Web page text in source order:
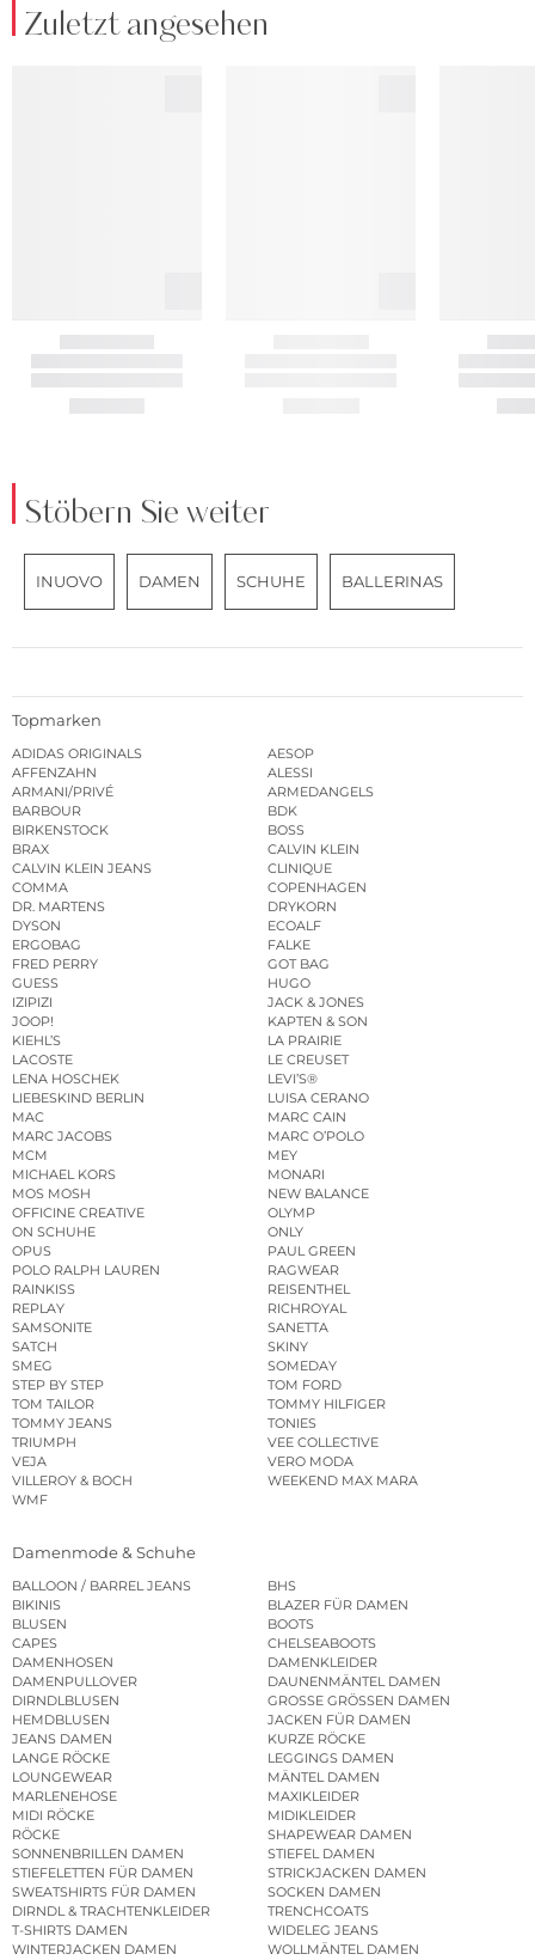
Zuletzt angesehen
Stöbern Sie weiter
INUOVO DAMEN SCHUHE BALLERINAS
Topmarken
ADIDAS ORIGINALS
AESOP
AFFENZAHN
ALESSI
ARMANI/PRIVÉ
ARMEDANGELS
BARBOUR
BDK
BIRKENSTOCK
BOSS
BRAX
CALVIN KLEIN
CALVIN KLEIN JEANS
CLINIQUE
COMMA
COPENHAGEN
DR. MARTENS
DRYKORN
DYSON
ECOALF
ERGOBAG
FALKE
FRED PERRY
GOT BAG
GUESS
HUGO
IZIPIZI
JACK & JONES
JOOP!
KAPTEN & SON
KIEHL’S
LA PRAIRIE
LACOSTE
LE CREUSET
LENA HOSCHEK
LEVI’S®
LIEBESKIND BERLIN
LUISA CERANO
MAC
MARC CAIN
MARC JACOBS
MARC O’POLO
MCM
MEY
MICHAEL KORS
MONARI
MOS MOSH
NEW BALANCE
OFFICINE CREATIVE
OLYMP
ON SCHUHE
ONLY
OPUS
PAUL GREEN
POLO RALPH LAUREN
RAGWEAR
RAINKISS
REISENTHEL
REPLAY
RICHROYAL
SAMSONITE
SANETTA
SATCH
SKINY
SMEG
SOMEDAY
STEP BY STEP
TOM FORD
TOM TAILOR
TOMMY HILFIGER
TOMMY JEANS
TONIES
TRIUMPH
VEE COLLECTIVE
VEJA
VERO MODA
VILLEROY & BOCH
WEEKEND MAX MARA
WMF
Damenmode & Schuhe
BALLOON / BARREL JEANS
BHS
BIKINIS
BLAZER FÜR DAMEN
BLUSEN
BOOTS
CAPES
CHELSEABOOTS
DAMENHOSEN
DAMENKLEIDER
DAMENPULLOVER
DAUNENMÄNTEL DAMEN
DIRNDLBLUSEN
GROSSE GRÖSSEN DAMEN
HEMDBLUSEN
JACKEN FÜR DAMEN
JEANS DAMEN
KURZE RÖCKE
LANGE RÖCKE
LEGGINGS DAMEN
LOUNGEWEAR
MÄNTEL DAMEN
MARLENEHOSE
MAXIKLEIDER
MIDI RÖCKE
MIDIKLEIDER
RÖCKE
SHAPEWEAR DAMEN
SONNENBRILLEN DAMEN
STIEFEL DAMEN
STIEFELETTEN FÜR DAMEN
STRICKJACKEN DAMEN
SWEATSHIRTS FÜR DAMEN
SOCKEN DAMEN
DIRNDL & TRACHTENKLEIDER
TRENCHCOATS
T-SHIRTS DAMEN
WIDELEG JEANS
WINTERJACKEN DAMEN
WOLLMÄNTEL DAMEN